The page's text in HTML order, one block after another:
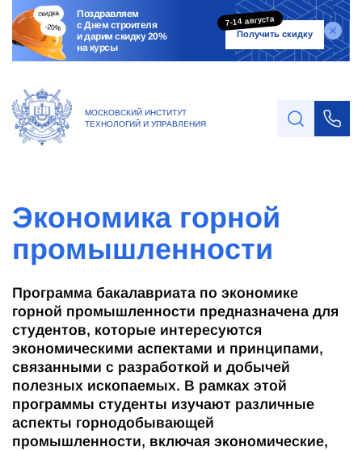
Поздравляем
с Днем строителя
и дарим скидку 20%
на курсы
7-14 августа
Получить скидку
МОСКОВСКИЙ ИНСТИТУТ
ТЕХНОЛОГИЙ И УПРАВЛЕНИЯ
Экономика горной
промышленности
Программа бакалавриата по экономике
горной промышленности предназначена для
студентов, которые интересуются
экономическими аспектами и принципами,
связанными с разработкой и добычей
полезных ископаемых. В рамках этой
программы студенты изучают различные
аспекты горнодобывающей
промышленности, включая экономические,